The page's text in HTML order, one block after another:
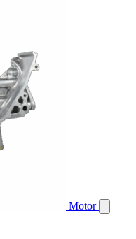
Motor